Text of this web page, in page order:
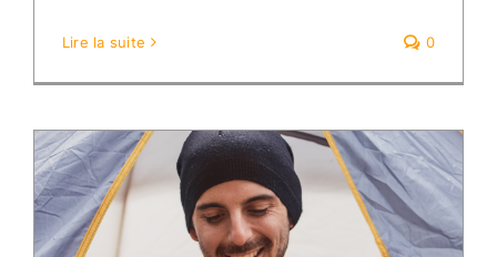
Lire la suite 0